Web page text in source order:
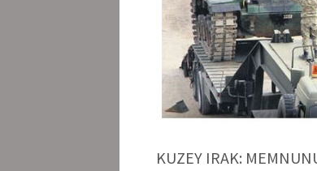
KUZEY IRAK: